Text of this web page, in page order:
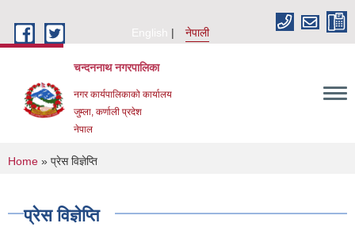
English
नेपाली
चन्दननाथ नगरपालिका
नगर कार्यपालिकाको कार्यालय
जुम्ला, कर्णाली प्रदेश
नेपाल
You are here
Home » प्रेस विज्ञेप्ति
प्रेस विज्ञेप्ति